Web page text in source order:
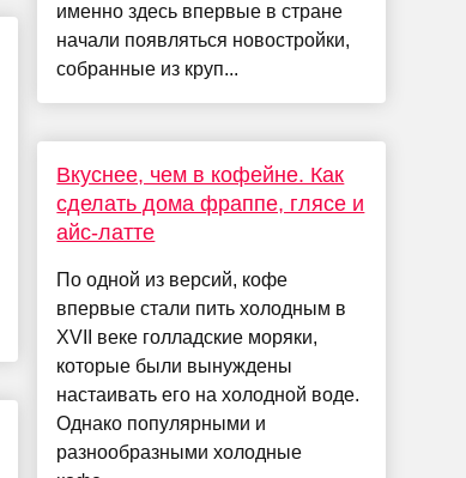
именно здесь впервые в стране
начали появляться новостройки,
собранные из круп...
Вкуснее, чем в кофейне. Как
сделать дома фраппе, глясе и
айс-латте
По одной из версий, кофе
впервые стали пить холодным в
XVII веке голладские моряки,
которые были вынуждены
настаивать его на холодной воде.
Однако популярными и
разнообразными холодные